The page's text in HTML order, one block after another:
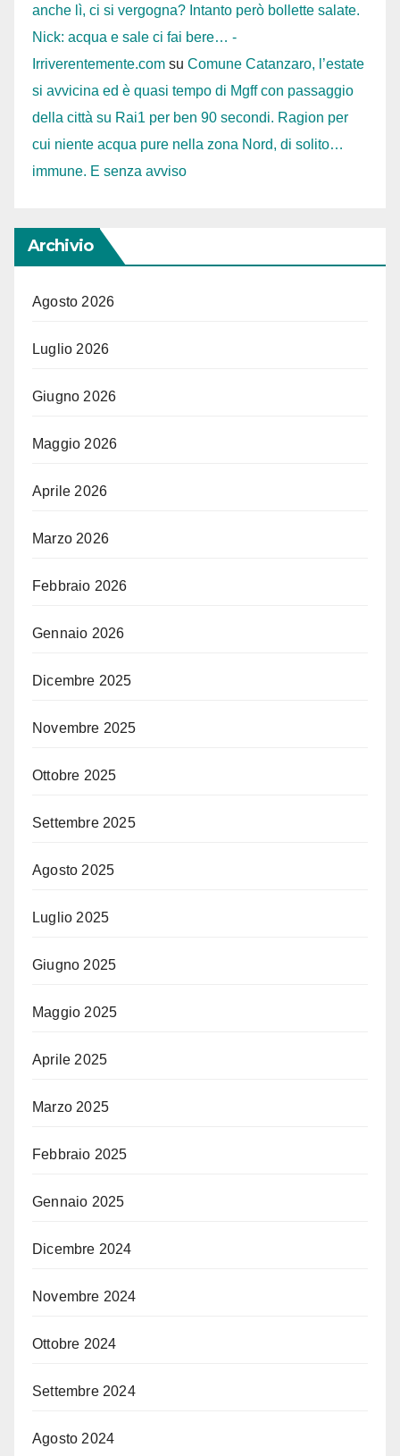
anche lì, ci si vergogna? Intanto però bollette salate.
Nick: acqua e sale ci fai bere… -
Irriverentemente.com su Comune Catanzaro, l’estate
si avvicina ed è quasi tempo di Mgff con passaggio
della città su Rai1 per ben 90 secondi. Ragion per
cui niente acqua pure nella zona Nord, di solito…
immune. E senza avviso
Archivio
Agosto 2026
Luglio 2026
Giugno 2026
Maggio 2026
Aprile 2026
Marzo 2026
Febbraio 2026
Gennaio 2026
Dicembre 2025
Novembre 2025
Ottobre 2025
Settembre 2025
Agosto 2025
Luglio 2025
Giugno 2025
Maggio 2025
Aprile 2025
Marzo 2025
Febbraio 2025
Gennaio 2025
Dicembre 2024
Novembre 2024
Ottobre 2024
Settembre 2024
Agosto 2024